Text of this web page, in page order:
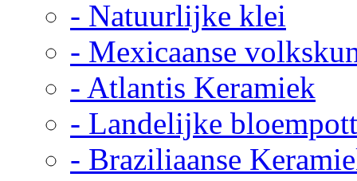
- Natuurlijke klei
- Mexicaanse
- Atlantis Keramiek
- Landelijke
- Braziliaanse